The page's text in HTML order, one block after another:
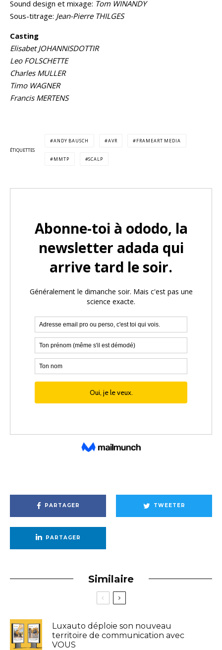
Sound design et mixage: Tom WINANDY
Sous-titrage: Jean-Pierre THILGES
Casting
Elisabet JOHANNISDOTTIR
Leo FOLSCHETTE
Charles MULLER
Timo WAGNER
Francis MERTENS
ÉTIQUETTES
ANDY BAUSCH AVR FRAMEART MEDIA
MMTP SCALP
PARTAGER TWEETER
PARTAGER
Similaire
Luxauto déploie son nouveau
territoire de communication avec
VOUS